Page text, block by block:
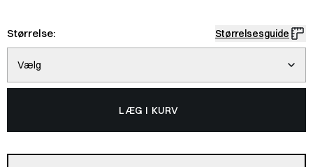
Størrelse: Størrelsesguide
Vælg
LÆG I KURV